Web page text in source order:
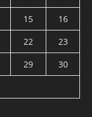
15
16
22
23
29
30